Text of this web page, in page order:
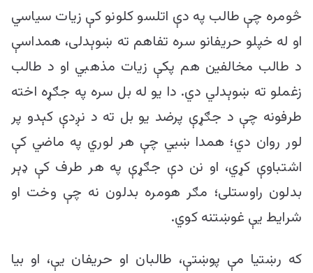
څومره چې طالب په دې اتلسو کلونو کې زیات سیاسي
او له خپلو حریفانو سره تفاهم ته ښوېدلی، همداسې
د طالب مخالفین هم پکې زیات مذهبي او د طالب
زغملو ته ښوېدلي دي. دا یو له بل سره په جګړه اخته
طرفونه چې د جګړې پرضد یو بل ته د نږدې کېدو پر
لور روان دي؛ همدا ښیي چې هر لوري په ماضي کې
اشتباوې کړي، او نن دې جګړې په هر طرف کې ډېر
بدلون راوستلی؛ مګر هومره بدلون نه چې وخت او
شرایط یې غوښتنه کوي.
که رښتیا مې پوښتې، طالبان او حریفان یې، او بیا